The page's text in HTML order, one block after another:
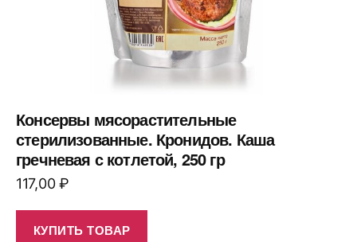
Консервы мясорастительные
стерилизованные. Кронидов. Каша
гречневая с котлетой, 250 гр
117,00₽
КУПИТЬ ТОВАР